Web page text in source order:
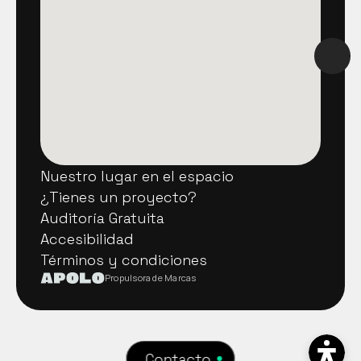
Nuestro lugar en el espacio
Nuestro lugar en el espacio
¿Tienes un proyecto?
¿Tienes un proyecto?
Accesibilidad
Accesibilidad
Términos y condiciones
Términos y condiciones
Auditoría Gratuita
Auditoría Gratuita
Propulsora de Marcas